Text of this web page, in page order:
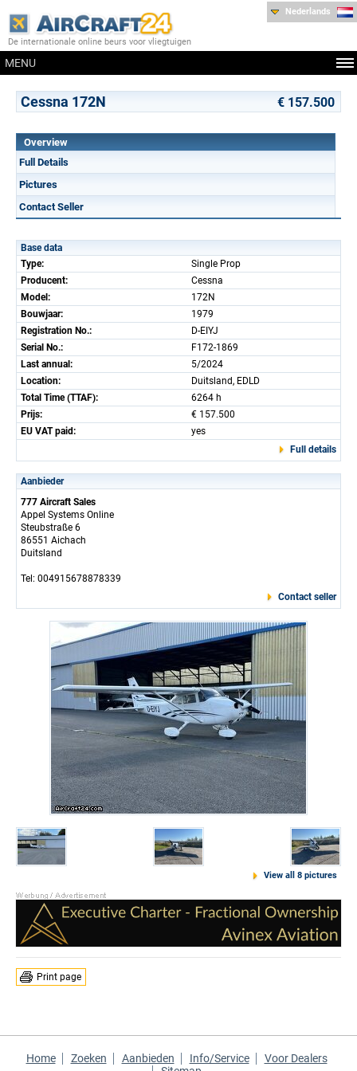
De internationale online beurs voor vliegtuigen
MENU
Nederlands
Cessna 172N € 157.500
Overview
Full Details
Pictures
Contact Seller
Base data
Type:
Single Prop
Producent:
Cessna
Model:
172N
Bouwjaar:
1979
Registration No.:
D-EIYJ
Serial No.:
F172-1869
Last annual:
5/2024
Location:
Duitsland, EDLD
Total Time (TTAF):
6264 h
Prijs:
€ 157.500
EU VAT paid:
yes
Full details
Aanbieder
777 Aircraft Sales
Appel Systems Online
Steubstraße 6
86551 Aichach
Duitsland
Tel: 004915678878339
Contact seller
View all 8 pictures
Print page
Home Zoeken Aanbieden Info/Service
Voor Dealers